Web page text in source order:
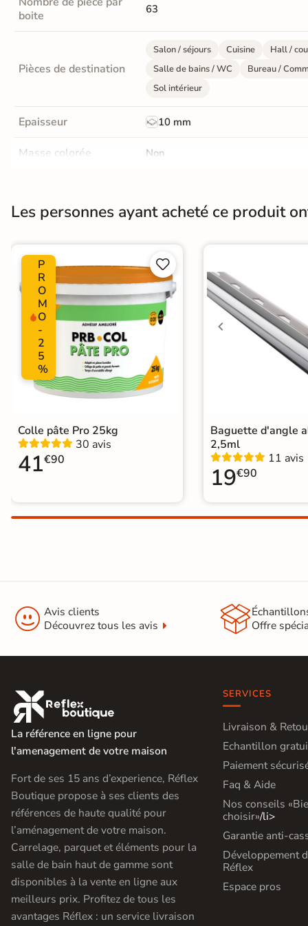
Terre
tomette
mural
Carrelage
Carrelage très
grand format
Carrelage extra fin
Voir tous les
formats
PAR FINITION
Carrelage poli /
semi-poli
Échantillons gratuits
BON PLAN
Livraison
OFFERTE
métropolitaine
à partir de
d'achat
En savoir
plus
boite
63
Pièces de destination
Salon / séjours Cuisine Hall /
Salle de bains / WC
Bureau /
Sol intérieur
Epaisseur 10 mm
Masse colorée Non
Surface Lisse
Plancher Chauffant Oui
Choix 1er Choix
Support Chape Ancien carrelage
Origine Espagne
Les personnes ayant acheté ce produit
P
R
O
M
O
-
2
5
%


Colle pâte Pro 25kg
30 avis
41€90
Baguette d'angle
2,5ml
11 avis
19€90
 Avis clients
Découvrez tous les avis
Offre

La référence en ligne pour
l'amenagement de votre maison
Fort de ses 15 ans d’experience, Réflex
Boutique propose à ses clients des
références de haute qualité pour
l’aménagement de votre maison.
Carrelage, parquet et éléments pour la
salle de bain haut de gamme sont
disponibles à la vente en ligne aux
meilleurs prix. Profitez de tous les
avantages Réflex : un service livraison
SERVICES
Livraison &
Echantillon
Paiement
Faq & Aide
Nos conseils
choisir»/li>
Garantie anti-
Développement
Réflex
Espace pros